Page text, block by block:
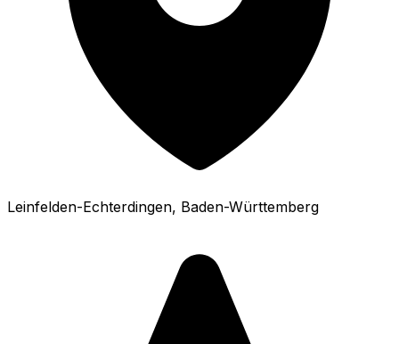
Leinfelden-Echterdingen, Baden-Württemberg